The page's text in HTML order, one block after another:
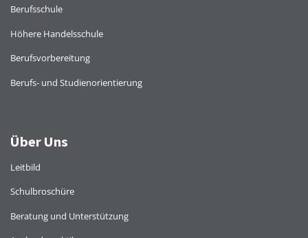
Berufsschule
Höhere Handelsschule
Berufsvorbereitung
Berufs- und Studienorientierung
Über Uns
Leitbild
Schulbroschüre
Beratung und Unterstützung